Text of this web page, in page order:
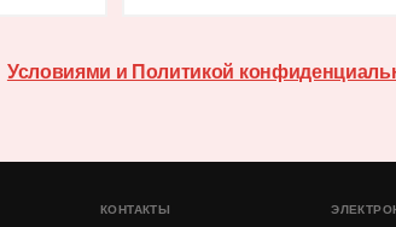
Условиями и Политикой
КОНТАКТЫ